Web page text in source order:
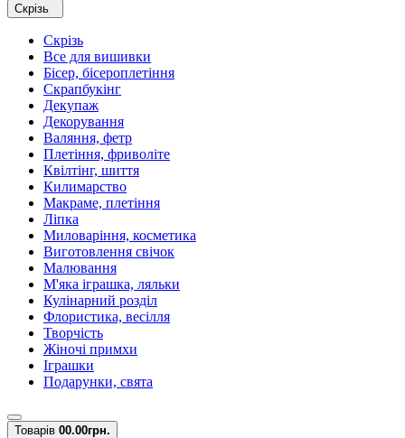
Скрізь
Скрізь
Все для вишивки
Бісер, бісероплетіння
Скрапбукінг
Декупаж
Декорування
Валяння, фетр
Плетіння, фриволіте
Квілтінг, шиття
Килимарство
Макраме, плетіння
Ліпка
Миловаріння, косметика
Виготовлення свічок
Малювання
М'яка іграшка, ляльки
Кулінарний розділ
Флористика, весілля
Творчість
Жіночі примхи
Іграшки
Подарунки, свята
Товарів 00.00грн.